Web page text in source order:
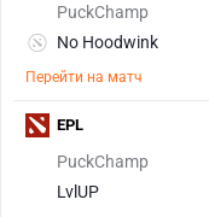
PuckChamp
No Hoodwink
Перейти на матч
PuckChamp
LvlUP
EPL